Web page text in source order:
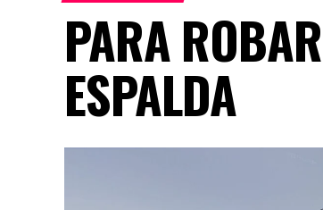
PARA
ESPALDA